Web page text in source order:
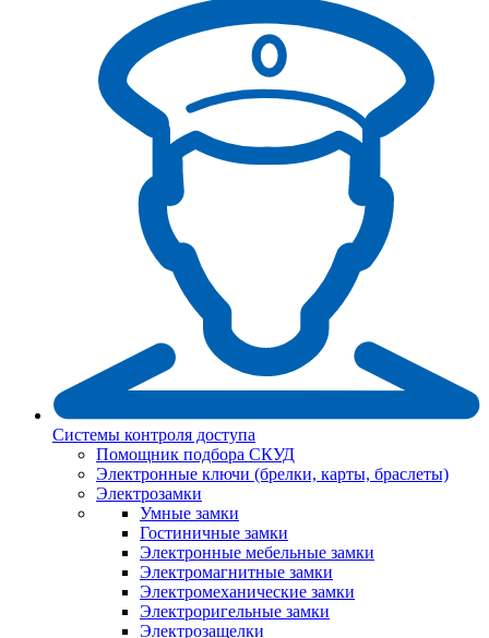
Системы контроля доступа
Помощник подбора СКУД
Электронные ключи (брелки, карты, браслеты)
Электрозамки
Умные замки
Гостиничные замки
Электронные мебельные замки
Электромагнитные замки
Электромеханические замки
Электроригельные замки
Электрозащелки